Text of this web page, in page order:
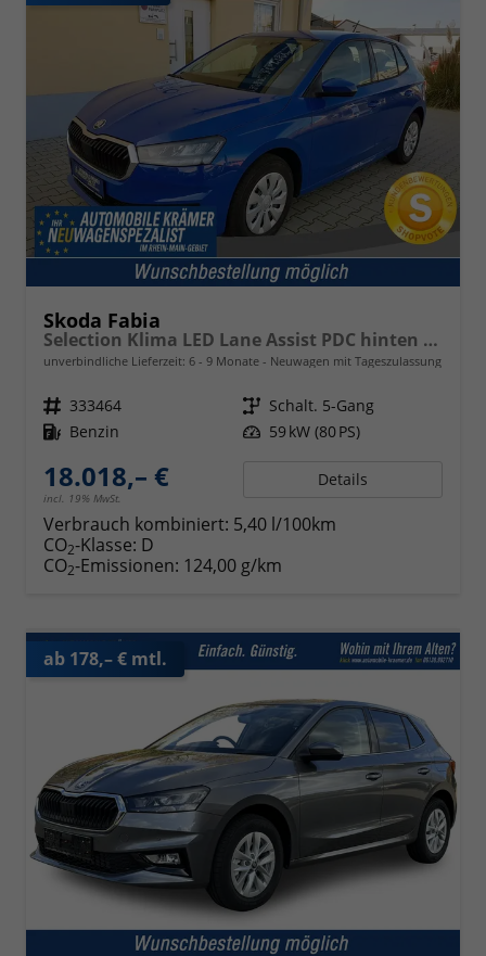
Skoda Fabia
Selection Klima LED Lane Assist PDC hinten Sitzheizung vorn 15 Zoll Bluetooth
unverbindliche Lieferzeit: 6 - 9 Monate Neuwagen mit Tageszulassung
Fahrzeugnr. 333464 Getriebe Schalt. 5-Gang
Kraftstoff Benzin Leistung 59 kW (80 PS)
18.018,– €
incl. 19% MwSt.
Details
Verbrauch kombiniert: 5,40 l/100km
CO2-Klasse: D
CO2-Emissionen: 124,00 g/km
ab 178,– € mtl.